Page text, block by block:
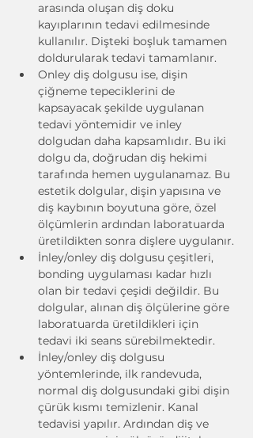
arasında oluşan diş doku
kayıplarının tedavi edilmesinde
kullanılır. Dişteki boşluk tamamen
doldurularak tedavi tamamlanır.
Onley diş dolgusu ise, dişin
çiğneme tepeciklerini de
kapsayacak şekilde uygulanan
tedavi yöntemidir ve inley
dolgudan daha kapsamlıdır. Bu iki
dolgu da, doğrudan diş hekimi
tarafında hemen uygulanamaz. Bu
estetik dolgular, dişin yapısına ve
diş kaybının boyutuna göre, özel
ölçümlerin ardından laboratuarda
üretildikten sonra dişlere uygulanır.
İnley/onley diş dolgusu çeşitleri,
bonding uygulaması kadar hızlı
olan bir tedavi çeşidi değildir. Bu
dolgular, alınan diş ölçülerine göre
laboratuarda üretildikleri için
tedavi iki seans sürebilmektedir.
İnley/onley diş dolgusu
yöntemlerinde, ilk randevuda,
normal diş dolgusundaki gibi dişin
çürük kısmı temizlenir. Kanal
tedavisi yapılır. Ardından diş ve